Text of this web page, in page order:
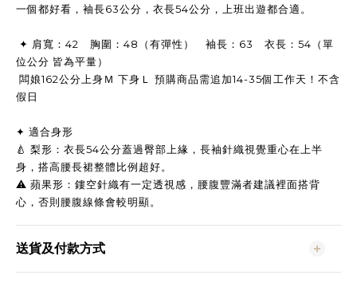
一個都好看，袖長63公分，衣長54公分，上班出遊都合適。
✦ 肩寬：42 胸圍：48（有彈性） 袖長：63 衣長：54（單
位公分 皆為平量）
闆娘162公分上身Ｍ 下身Ｌ 預購商品需追加14-35個工作天！不含
假日
✦ 適合身形
🍐 梨形：衣長54公分蓋過臀部上緣，長袖針織視覺重心在上半
身，搭高腰長裙整體比例超好。
⚠️ 蘋果形：鏤空針織有一定透視感，腰腹豐滿者建議裡面搭背
心，否則腰腹線條會較明顯。
送貨及付款方式